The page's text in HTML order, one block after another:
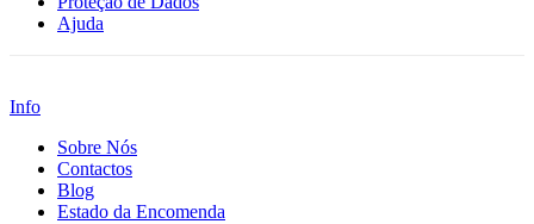
Ajuda
Info
Sobre Nós
Contactos
Blog
Estado da Encomenda